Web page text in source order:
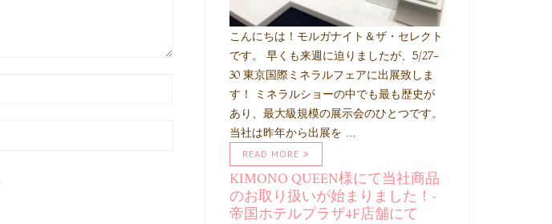
こんにちは！モルガナイト＆ザ・セレクト
です。 早くも来週に迫りましたが、5/27-
30 東京国際ミネラルフェアに出展致しま
す！ ミネラルショーの中でも最も歴史が
あり、最大級規模の展示会のひとつです。
当社は昨年から出展を …
READ MORE
KIMONO QUEEN様にて当社商品
のお取り扱いが始まりました！-
帝国ホテルプラザ4F店舗にて